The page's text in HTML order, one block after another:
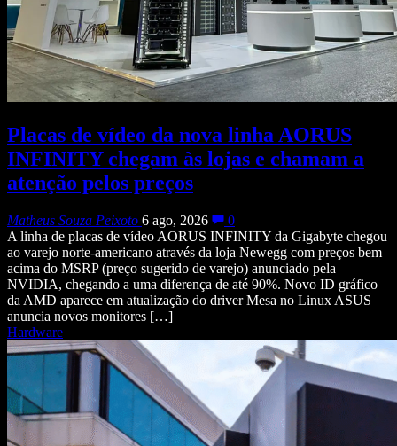
Placas de vídeo da nova linha AORUS
INFINITY chegam às lojas e chamam a
atenção pelos preços
Matheus Souza Peixoto 6 ago, 2026
0
A linha de placas de vídeo AORUS INFINITY da Gigabyte chegou
ao varejo norte-americano através da loja Newegg com preços bem
acima do MSRP (preço sugerido de varejo) anunciado pela
NVIDIA, chegando a uma diferença de até 90%. Novo ID gráfico
da AMD aparece em atualização do driver Mesa no Linux ASUS
anuncia novos monitores […]
Hardware